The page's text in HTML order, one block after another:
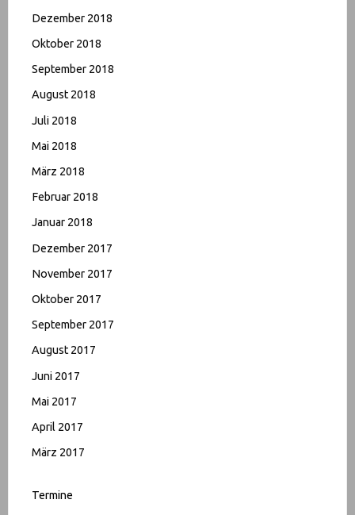
Dezember 2018
Oktober 2018
September 2018
August 2018
Juli 2018
Mai 2018
März 2018
Februar 2018
Januar 2018
Dezember 2017
November 2017
Oktober 2017
September 2017
August 2017
Juni 2017
Mai 2017
April 2017
März 2017
Termine